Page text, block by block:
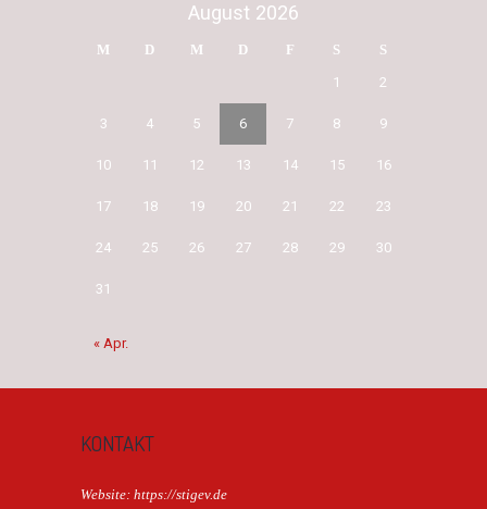
August 2026
M D M D F S
S
1
2
3 4 5 6 7 8 9
10 11 12 13 14 15 16
17 18 19 20 21 22 23
24 25 26 27 28 29 30
31
« Apr.
KONTAKT
Website: https://stigev.de